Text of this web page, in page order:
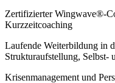
Zertifizierter Wingwave®-
Kurzzeitcoaching
Laufende Weiterbildung in
Strukturaufstellung, Selbst-
Krisenmanagement und